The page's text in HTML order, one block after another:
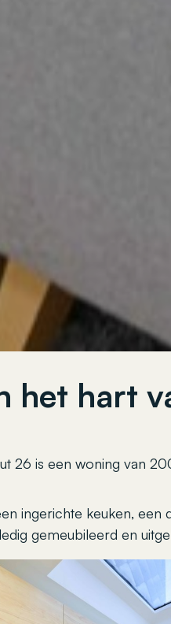
het hart
26 is een woning van
ingerichte keuken,
gemeubileerd en